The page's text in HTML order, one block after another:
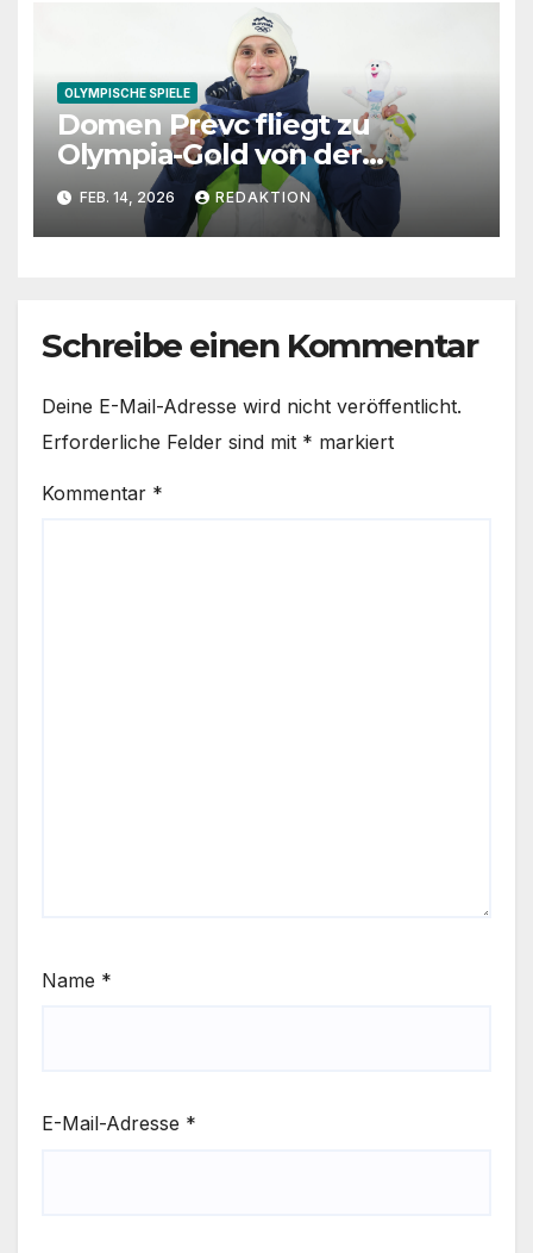
OLYMPISCHE SPIELE
Domen Prevc fliegt zu
Olympia-Gold von der
Großschanze
FEB. 14, 2026 REDAKTION
Schreibe einen Kommentar
Deine E-Mail-Adresse wird nicht veröffentlicht.
Erforderliche Felder sind mit * markiert
Kommentar *
Name *
E-Mail-Adresse *